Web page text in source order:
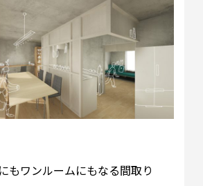
もワンルームにもなる間取り